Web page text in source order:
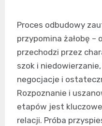
Proces odbudowy
przypomina żałobę –
przechodzi przez
szok i
negocjacje i
Rozpoznanie i
etapów jest
relacji. Próba